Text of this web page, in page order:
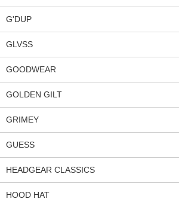
G'DUP
GLVSS
GOODWEAR
GOLDEN GILT
GRIMEY
GUESS
HEADGEAR CLASSICS
HOOD HAT